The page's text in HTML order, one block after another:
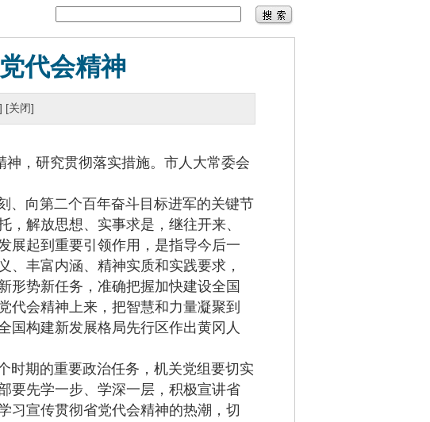
代会精神
[关闭]
，研究贯彻落实措施。市人大常委会
、向第二个百年奋斗目标进军的关键节
解放思想、实事求是，继往开来、
展起到重要引领作用，是指导今后一
丰富内涵、精神实质和实践要求，
形势新任务，准确把握加快建设全国
代会精神上来，把智慧和力量凝聚到
国构建新发展格局先行区作出黄冈人
时期的重要政治任务，机关党组要切实
要先学一步、学深一层，积极宣讲省
习宣传贯彻省党代会精神的热潮，切